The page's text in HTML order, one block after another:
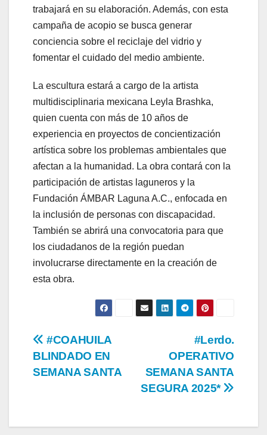
trabajará en su elaboración. Además, con esta
campaña de acopio se busca generar
conciencia sobre el reciclaje del vidrio y
fomentar el cuidado del medio ambiente.
La escultura estará a cargo de la artista
multidisciplinaria mexicana Leyla Brashka,
quien cuenta con más de 10 años de
experiencia en proyectos de concientización
artística sobre los problemas ambientales que
afectan a la humanidad. La obra contará con la
participación de artistas laguneros y la
Fundación ÁMBAR Laguna A.C., enfocada en
la inclusión de personas con discapacidad.
También se abrirá una convocatoria para que
los ciudadanos de la región puedan
involucrarse directamente en la creación de
esta obra.
Navegación
de
#Lerdo.
OPERATIVO
SEMANA SANTA
SEGURA 2025*
#COAHUILA
BLINDADO EN
SEMANA SANTA